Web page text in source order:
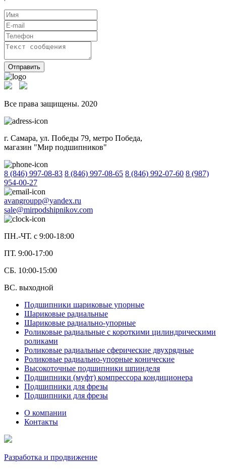
Отправить
Все права защищены. 2020
г. Самара, ул. Победы 79, метро Победа,
магазин "Мир подшипников"
8 (846) 997-08-83 8 (846) 997-08-65 8 (846) 992-07-60 8 (987)
954-00-27
avangroupp@yandex.ru
sale@mirpodshipnikov.com
ПН.-ЧТ. с 9:00-18:00
ПТ. 9:00-17:00
СБ. 10:00-15:00
ВС. выходной
Подшипники шариковые упорные
Шариковые радиальные
Шариковые радиально-упорные
Роликовые радиальные с короткими цилиндрическими
роликами
Роликовые радиальные сферические двухрядные
Роликовые радиально-упорные конические
Высокоточные подшипники шпинделя
Подшипники (муфт) компрессора кондиционера
Подшипники для фрезы
Подшипники для фрезы
О компании
Контакты
Разработка и продвижение